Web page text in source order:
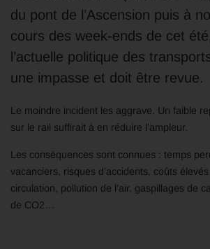
du pont de l’Ascension puis à
cours des week-ends de cet
l’actuelle politique des
une impasse et doit être revue.
Le moindre incident les aggrave. Un faible
sur le rail suffirait à en réduire l’ampleur.
Les conséquences sont connues : temps
vacanciers, risques d’accidents, coûts
circulation, pollution de l’air, gaspillages de
de CO2…